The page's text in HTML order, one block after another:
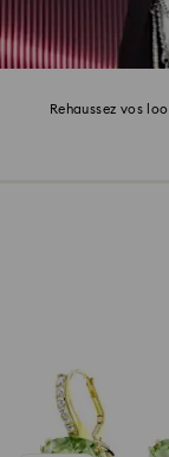
Rehaussez vos